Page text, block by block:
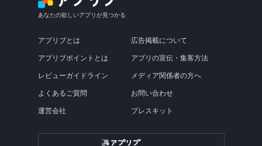
あなたの欲しいアプリが見つかる
アプリブとは
アプリブポイントとは
レビューガイドライン
よくあるご質問
運営会社
広告掲載について
アプリの宣伝・集客方法
メディア関係者の方へ
お問い合わせ
プレスキット